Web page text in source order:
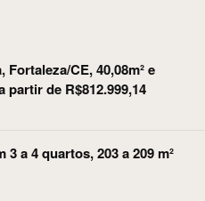
CE, 40,08m² e
partir de R$812.999,14
a 4 quartos, 203 a 209 m²